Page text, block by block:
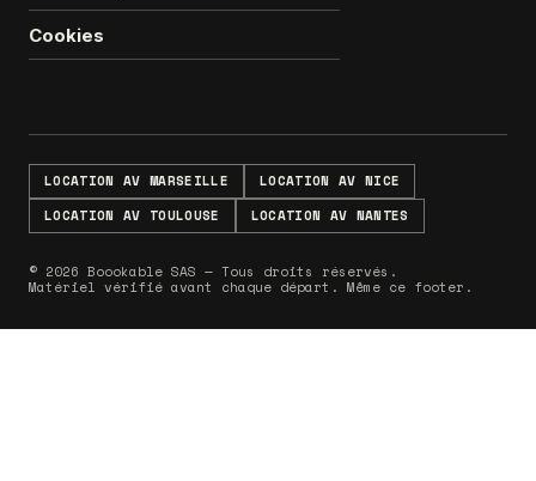
Cookies
LOCATION AV MARSEILLE
LOCATION AV NICE
LOCATION AV TOULOUSE
LOCATION AV NANTES
© 2026 Boookable SAS — Tous droits réservés.
Matériel vérifié avant chaque départ. Même ce footer.